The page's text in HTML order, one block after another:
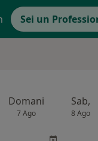
Sei un
Domani
7 Ago
Sab,
8 Ago